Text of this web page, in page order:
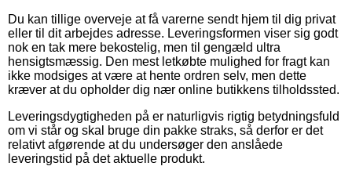
Du kan tillige overveje at få varerne sendt hjem til dig privat
eller til dit arbejdes adresse. Leveringsformen viser sig godt
nok en tak mere bekostelig, men til gengæld ultra
hensigtsmæssig. Den mest letkøbte mulighed for fragt kan
ikke modsiges at være at hente ordren selv, men dette
kræver at du opholder dig nær online butikkens tilholdssted.
Leveringsdygtigheden på er naturligvis rigtig betydningsfuld
om vi står og skal bruge din pakke straks, så derfor er det
relativt afgørende at du undersøger den anslåede
leveringstid på det aktuelle produkt.